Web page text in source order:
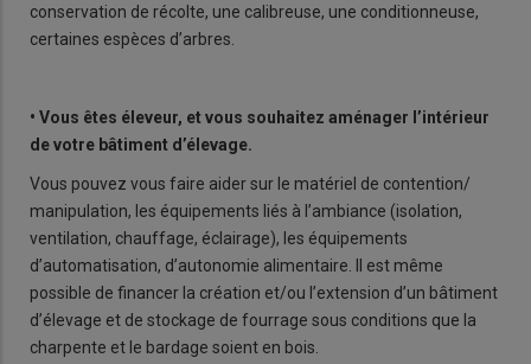
conservation de récolte, une calibreuse, une conditionneuse,
certaines espèces d’arbres.
• Vous êtes éleveur, et vous souhaitez aménager l’intérieur
de votre bâtiment d’élevage.
Vous pouvez vous faire aider sur le matériel de contention/
manipulation, les équipements liés à l’ambiance (isolation,
ventilation, chauffage, éclairage), les équipements
d’automatisation, d’autonomie alimentaire. Il est même
possible de financer la création et/ou l’extension d’un bâtiment
d’élevage et de stockage de fourrage sous conditions que la
charpente et le bardage soient en bois.